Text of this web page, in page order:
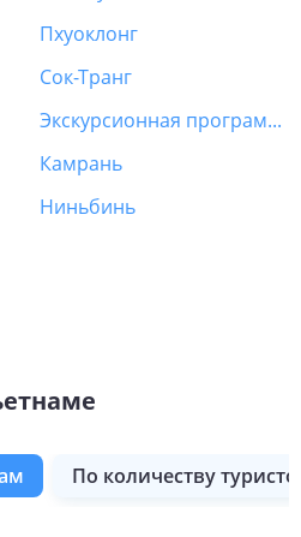
Пхуоклонг
Сок-Транг
Экскурсионная программа Вьетнам
Камрань
Ниньбинь
по количеству